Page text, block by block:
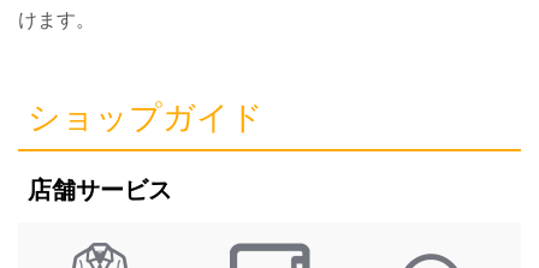
けます。
ショップガイド
店舗サービス